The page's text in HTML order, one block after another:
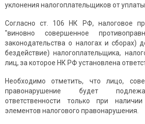
уклонения налогоплательщиков от уплаты
Согласно ст. 106 НК РФ, налоговое
"виновно совершенное
законодательства о налогах и сборах)
бездействие) налогоплательщика,
лиц, за которое НК РФ установлена
Необходимо отметить, что лицо,
правонарушение будет
ответственности только при
элементов налогового правонарушения.